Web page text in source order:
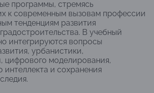
программы, стремясь
к современным вызовам профессии
тенденциям развития
В учебный
интегрируются вопросы
урбанистики,
цифрового моделирования,
интеллекта и сохранения